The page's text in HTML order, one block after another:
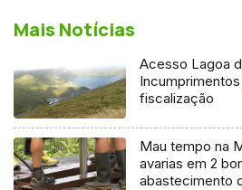
Mais Notícias
Acesso Lagoa
fiscalização
Mau tempo na
avarias em 2
abastecimento